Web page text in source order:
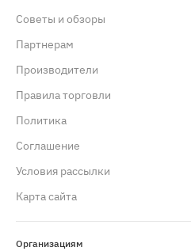
Советы и обзоры
Партнерам
Производители
Правила торговли
Политика
Cоглашение
Условия рассылки
Карта сайта
Организациям